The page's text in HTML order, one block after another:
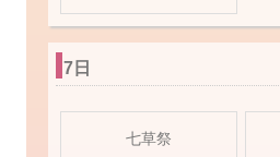
7日
七草祭